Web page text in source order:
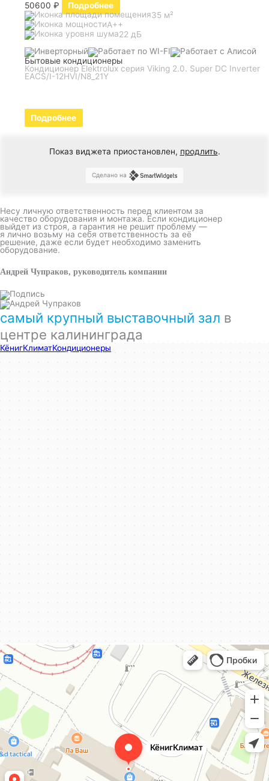
50600₽
Подробнее
35 м²
A++
22 дБ
Бытовые кондиционеры
Кондиционер Elektrolux серия Viking 2.0. Super DC Inverter
EACS/I-12HVI/N8_21Y
Подробнее
Показ виджета приостановлен, продлить.
Сделано на
Несу личную ответственность перед клиентом за
качество оборудования и монтажа. Если кондиционер
выйдет из строя, а гарантия не решит проблему —
я лично возьму на себя ответственность за её
решение, даже если будет необходимо заменить
оборудование.
Андрей Чупраков, руководитель компании
самый крупный выставочный зал в
центре калининграда
КёнигКлимат
Кондиционеры в Калининграде
КёнигКлимат
Кондиционеры в Калининграде
Установка кондиционеров в Калининграде